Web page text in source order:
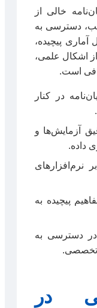
خالی از
دسترسی به
آماری پیچیده،
اشکال علمی،
است.
در کنار
آزمایش‌ها و
داده.
نرم‌افزارهای
پیچیده به
دسترسی به
تخصصی.
در